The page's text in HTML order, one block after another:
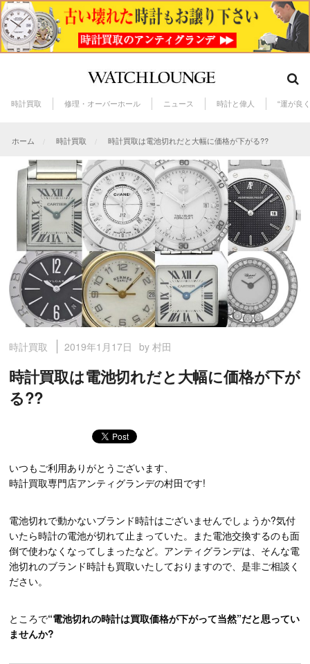
時計買取 修理・オーバーホール ニュース 時計と偉人 “運が良
ホーム 時計買取 時計買取は電池切れだと大幅に価格が下がる??
時計買取 2019年1月17日 by 村田
時計買取は電池切れだと大幅に価格が下が
る??
いつもご利用ありがとうございます、
時計買取専門店アンティグランデの村田です!
電池切れで動かないブランド時計はございませんでしょうか?気付
いたら時計の電池が切れて止まっていた。また電池交換するのも面
倒で使わなくなってしまったなど。アンティグランデは、そんな電
池切れのブランド時計も買取いたしておりますので、是非ご相談く
ださい。
ところで“電池切れの時計は買取価格が下がって当然”だと思ってい
ませんか?